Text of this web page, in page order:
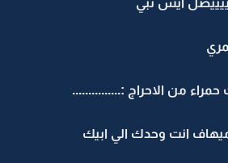
ايش تبي
من الاحراج :...............
انت وحدك الي ابيك